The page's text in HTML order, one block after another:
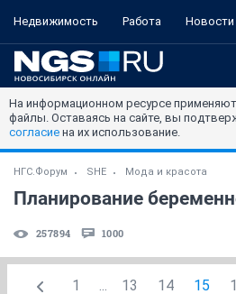
Недвижимость Работа Новости
На информационном ресурсе
файлы. Оставаясь на сайте, вы
согласие на их использование.